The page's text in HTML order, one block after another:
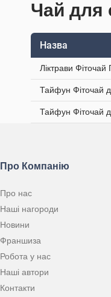
Чай для
Назва
Ліктрави Фіточай
Тайфун Фіточай
Тайфун Фіточай
Про Компанію
Про нас
Наші нагороди
Новини
Франшиза
Робота у нас
Наші автори
Контакти